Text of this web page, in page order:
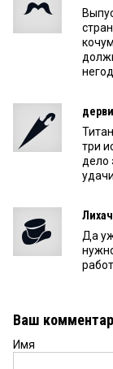
три
дело
Да
Ваш
Имя